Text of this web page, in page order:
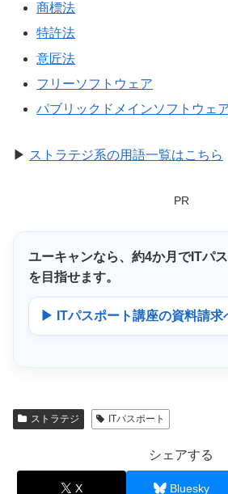
商標法
特許法
意匠法
フリーソフトウェア
パブリックドメインソフトウェ
▶ ストラテジ系の用語一覧はこちら
PR
ユーキャンなら、 約4か月 でITパ
を目指せます。
▶ ITパスポート講座の資料請求
ストラテジ ITパスポート
シェアする
X Bluesky